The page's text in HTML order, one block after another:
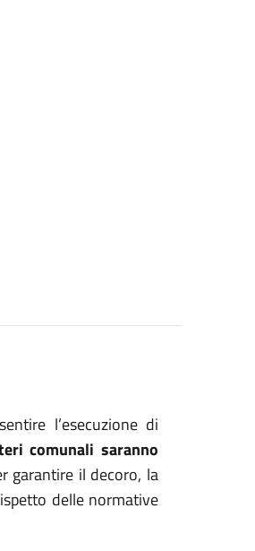
l’esecuzione di
comunali saranno
garantire il decoro, la
delle normative